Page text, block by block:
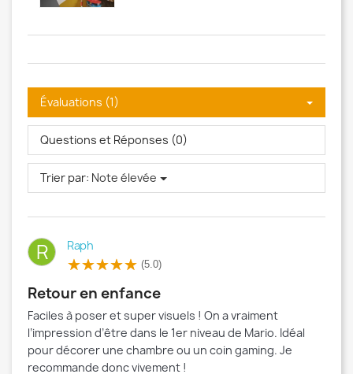
Évaluations (1)
Questions et Réponses (0)
Trier par: Note élevée
R Raph
(5.0)
Retour en enfance
Faciles à poser et super visuels ! On a vraiment
l’impression d’être dans le 1er niveau de Mario. Idéal
pour décorer une chambre ou un coin gaming. Je
recommande donc vivement !